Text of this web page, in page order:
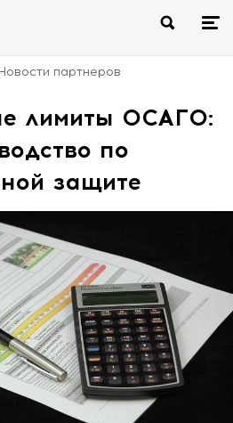
Новости партнеров
лимиты ОСАГО:
по
защите